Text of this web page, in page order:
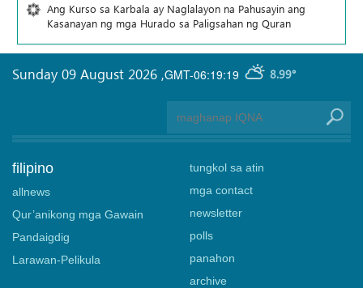
Ang Kurso sa Karbala ay Naglalayon na Pahusayin ang
Kasanayan ng mga Hurado sa Paligsahan ng Quran
GMT-06:19:19 8.99°
Sunday 09 August 2026 ,
filipino
allnews
Qur’anikong mga Gawain
Pandaigdig
Larawan-Pelikula
tungkol sa atin
mga contact
newsletter
polls
panahon
archive